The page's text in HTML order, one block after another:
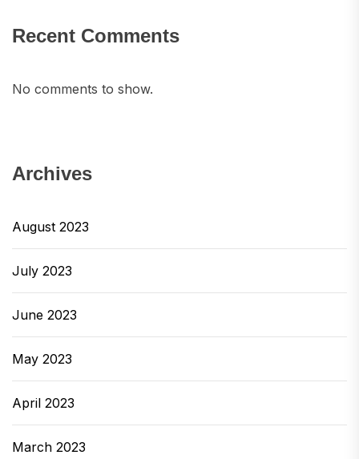
Recent Comments
No comments to show.
Archives
August 2023
July 2023
June 2023
May 2023
April 2023
March 2023